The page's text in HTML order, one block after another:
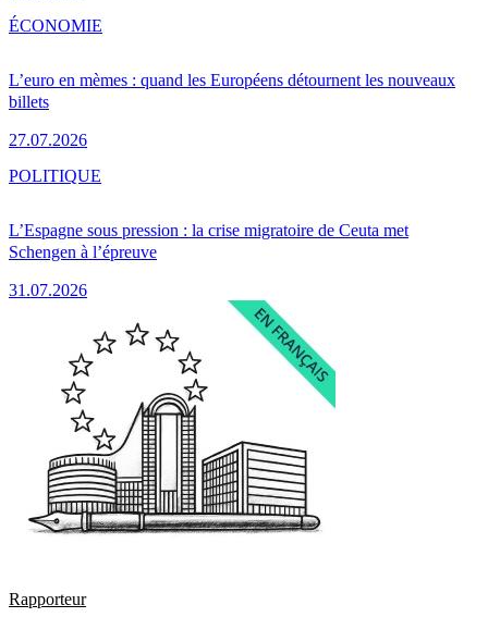
L’euro en mèmes : quand les Européens détournent les nouveaux
billets
27.07.2026
ÉCONOMIE
L’Espagne sous pression : la crise migratoire de Ceuta met
Schengen à l’épreuve
31.07.2026
POLITIQUE
Rapporteur